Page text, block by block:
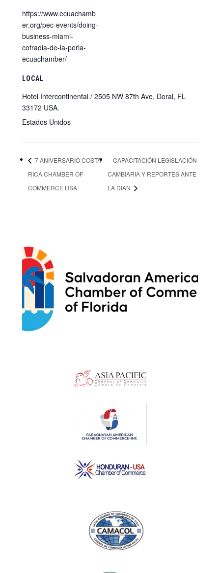
https://www.ecuachamb
er.org/pec-events/doing-
business-miami-
cofradia-de-la-perla-
ecuachamber/
LOCAL
Hotel Intercontinental / 2505 NW 87th Ave, Doral, FL
33172 USA.
Estados Unidos
7 ANIVERSARIO COSTA
RICA CHAMBER OF
COMMERCE USA
CAPACITACIÓN LEGISLACIÓN
CAMBIARIA Y REPORTES ANTE
LA DIAN